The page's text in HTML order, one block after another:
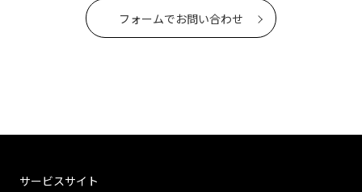
フォームでお問い合わせ
サービスサイト